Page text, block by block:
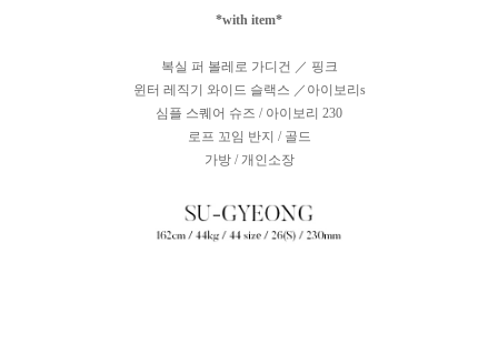
*with item*
복실 퍼 볼레로 가디건 ／ 핑크
윈터 레직기 와이드 슬랙스 ／아이보리s
심플 스퀘어 슈즈 / 아이보리 230
로프 꼬임 반지 / 골드
가방 / 개인소장